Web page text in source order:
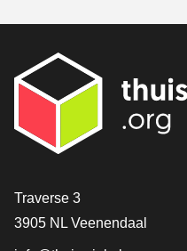
[_General:Contact]
Traverse 3
3905 NL Veenendaal